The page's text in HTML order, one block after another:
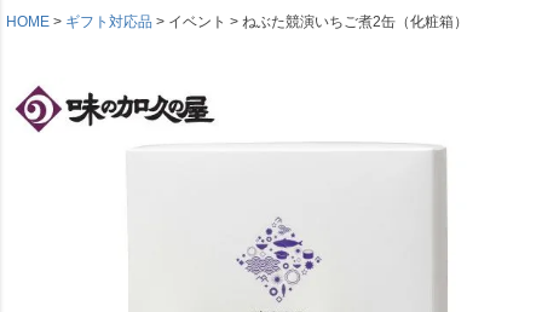
HOME
ギフト対応品 イベント ねぶた競演いちご煮2缶（化粧箱）